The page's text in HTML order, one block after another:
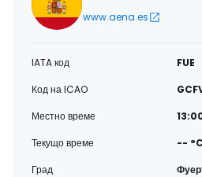
www.aena.es
IATA код
FUE
Код на ICAO
Местно време
Текущо време
-- °C
Град